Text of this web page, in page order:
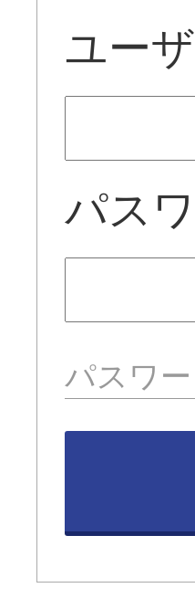
ユー
パス
パスワ